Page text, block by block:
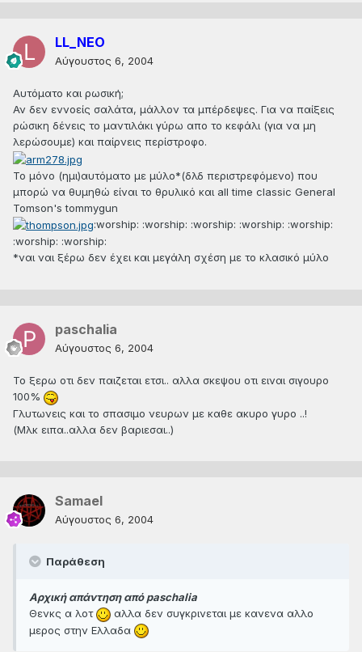
LL_NEO
Αύγουστος 6, 2004
Αυτόματο και ρωσική;
Αν δεν εννοείς σαλάτα, μάλλον τα μπέρδεψες. Για να παίξεις
ρώσικη δένεις το μαντιλάκι γύρω απο το κεφάλι (για να μη
λερώσουμε) και παίρνεις περίστροφο.
To μόνο (ημι)αυτόματο με μύλο*(δλδ περιστρεφόμενο) που
μπορώ να θυμηθώ είναι το θρυλικό και all time classic General
Tomson's tommygun
:worship: :worship: :worship: :worship: :worship:
:worship: :worship:
*ναι ναι ξέρω δεν έχει και μεγάλη σχέση με το κλασικό μύλο
paschalia
Αύγουστος 6, 2004
To ξερω οτι δεν παιζεται ετσι.. αλλα σκεψου οτι ειναι σιγουρο
100%
Γλυτωνεις και το σπασιμο νευρων με καθε ακυρο γυρο ..!
(Μλκ ειπα..αλλα δεν βαριεσαι..)
Samael
Αύγουστος 6, 2004
Παράθεση
Αρχική απάντηση από paschalia
Θενκς α λοτ
αλλα δεν συγκρινεται με κανενα αλλο
μερος στην Ελλαδα